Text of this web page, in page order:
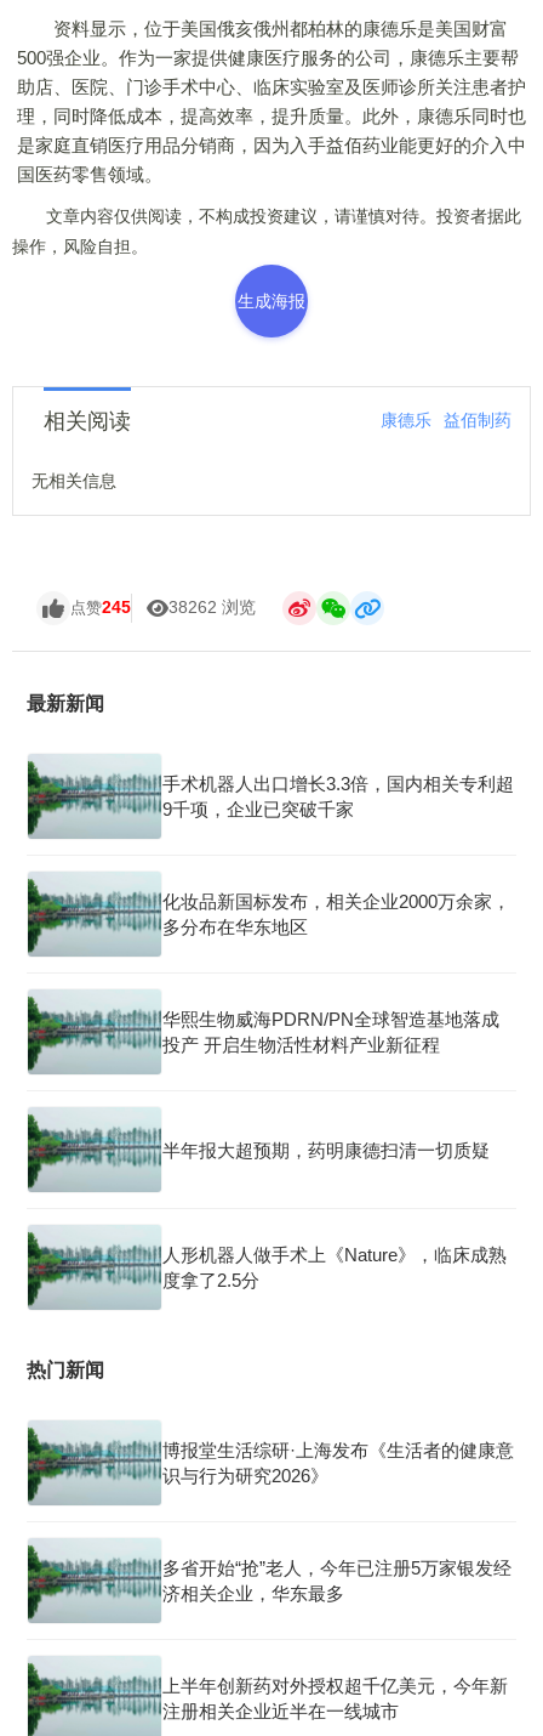
资料显示，位于美国俄亥俄州都柏林的康德乐是美国财富
500强企业。作为一家提供健康医疗服务的公司，康德乐主要帮
助店、医院、门诊手术中心、临床实验室及医师诊所关注患者护
理，同时降低成本，提高效率，提升质量。此外，康德乐同时也
是家庭直销医疗用品分销商，因为入手益佰药业能更好的介入中
国医药零售领域。
文章内容仅供阅读，不构成投资建议，请谨慎对待。投资者据此
操作，风险自担。
生成海报
相关阅读 康德乐 益佰制药
无相关信息
点赞245 38262 浏览
最新新闻
手术机器人出口增长3.3倍，国内相关专利超
9千项，企业已突破千家
化妆品新国标发布，相关企业2000万余家，
多分布在华东地区
华熙生物威海PDRN/PN全球智造基地落成
投产 开启生物活性材料产业新征程
半年报大超预期，药明康德扫清一切质疑
人形机器人做手术上《Nature》，临床成熟
度拿了2.5分
热门新闻
博报堂生活综研·上海发布《生活者的健康意
识与行为研究2026》
多省开始“抢”老人，今年已注册5万家银发经
济相关企业，华东最多
上半年创新药对外授权超千亿美元，今年新
注册相关企业近半在一线城市